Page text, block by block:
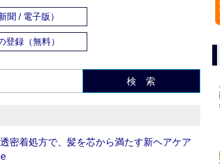
聞 / 電子版）
登録（無料）
検 索
密着処方で、髪を芯から満たす新ヘアケア